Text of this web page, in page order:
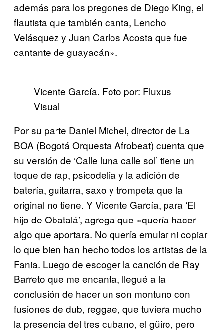
además para los pregones de Diego King, el
flautista que también canta, Lencho
Velásquez y Juan Carlos Acosta que fue
cantante de guayacán».
Vicente García. Foto por: Fluxus
Visual
Por su parte Daniel Michel, director de La
BOA (Bogotá Orquesta Afrobeat) cuenta que
su versión de ‘Calle luna calle sol’ tiene un
toque de rap, psicodelia y la adición de
batería, guitarra, saxo y trompeta que la
original no tiene. Y Vicente García, para ‘El
hijo de Obatalá’, agrega que «quería hacer
algo que aportara. No quería emular ni copiar
lo que bien han hecho todos los artistas de la
Fania. Luego de escoger la canción de Ray
Barreto que me encanta, llegué a la
conclusión de hacer un son montuno con
fusiones de dub, reggae, que tuviera mucho
la presencia del tres cubano, el güiro, pero